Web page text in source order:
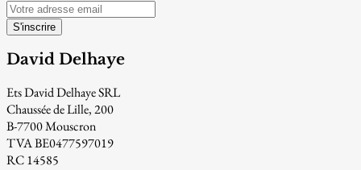
S'inscrire
David Delhaye
Ets David Delhaye SRL
Chaussée de Lille, 200
B-7700 Mouscron
TVA BE0477597019
RC 14585